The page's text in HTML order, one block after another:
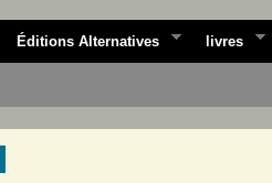
Éditions Alternatives livres